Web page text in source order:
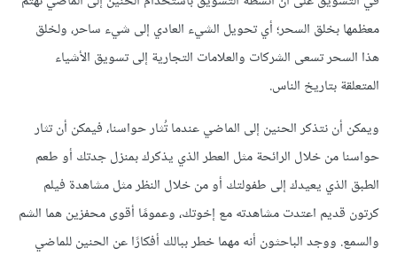
معظمها بخلق السحر؛ أي تحويل الشيء العادي إلى شيء ساحر، ولخلق
هذا السحر تسعى الشركات والعلامات التجارية إلى تسويق الأشياء
المتعلقة بتاريخ الناس.
ويمكن أن نتذكر الحنين إلى الماضي عندما تُثار حواسنا، فيمكن أن تثار
حواسنا من خلال الرائحة مثل العطر الذي يذكرك بمنزل جدتك أو طعم
الطبق الذي يعيدك إلى طفولتك أو من خلال النظر مثل مشاهدة فيلم
كرتون قديم اعتدت مشاهدته مع إخوتك، وعمومًا أقوى محفزين هما الشم
والسمع. ووجد الباحثون أنه مهما خطر ببالك أفكارًا عن الحنين للماضي